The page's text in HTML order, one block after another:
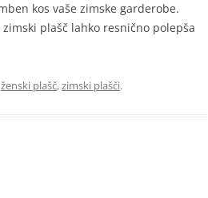
kos vaše zimske garderobe.
zimski plašč lahko resnično polepša
ženski plašč,zimski plašči.